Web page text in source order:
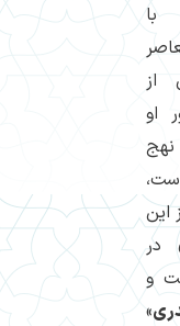
از
او
این
در
و
»